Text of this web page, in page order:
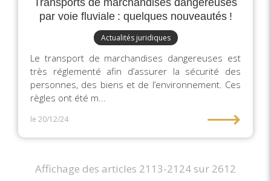
par voie fluviale : quelques nouveautés !
Actualités juridiques
Le transport de marchandises dangereuses est
très réglementé afin d’assurer la sécurité des
personnes, des biens et de l’environnement. Ces
règles ont été m...
le 20/12/24 ⟶
Affichage des articles 2113-2124 sur 2612